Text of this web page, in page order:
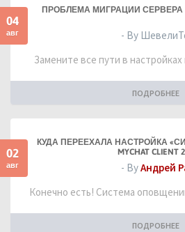
04
авг
ПРОБЛЕМА МИГРАЦИИ СЕРВЕРА С
- By
Замените все пути в
ПОДРОБНЕЕ
02
авг
КУДА ПЕРЕЕХАЛА НАСТРОЙКА
MYCHAT CLIENT
- ByАндрей
Конечно есть! Система
ПОДРОБНЕЕ